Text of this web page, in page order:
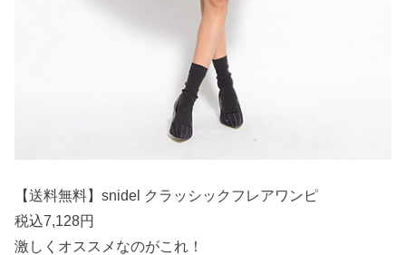
【送料無料】snidel クラッシックフレアワンピ
税込7,128円
激しくオススメなのがこれ！